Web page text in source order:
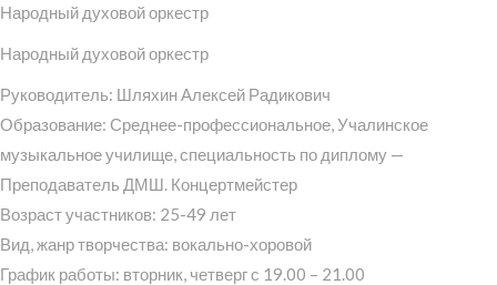
Народный духовой оркестр
Народный духовой оркестр
Руководитель: Шляхин Алексей Радикович
Образование: Среднее-профессиональное, Учалинское
музыкальное училище, специальность по диплому —
Преподаватель ДМШ. Концертмейстер
Возраст участников: 25-49 лет
Вид, жанр творчества: вокально-хоровой
График работы: вторник, четверг с 19.00 – 21.00